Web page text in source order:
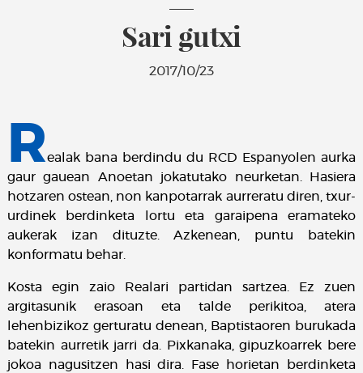
Sari gutxi
2017/10/23
Realak bana berdindu du RCD Espanyolen aurka
gaur gauean Anoetan jokatutako neurketan. Hasiera
hotzaren ostean, non kanpotarrak aurreratu diren, txur-
urdinek berdinketa lortu eta garaipena eramateko
aukerak izan dituzte. Azkenean, puntu batekin
konformatu behar.
Kosta egin zaio Realari partidan sartzea. Ez zuen
argitasunik erasoan eta talde perikitoa, atera
lehenbizikoz gerturatu denean, Baptistaoren burukada
batekin aurretik jarri da. Pixkanaka, gipuzkoarrek bere
jokoa nagusitzen hasi dira. Fase horietan berdinketa